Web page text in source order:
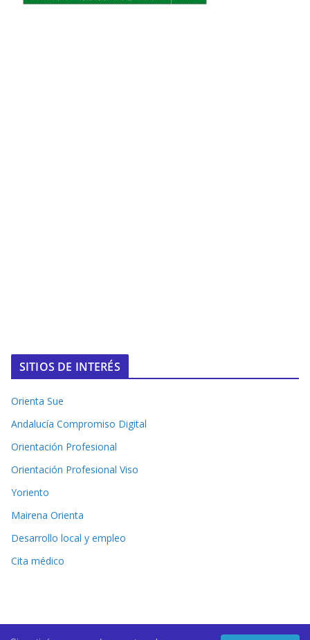
SITIOS DE INTERÉS
Orienta Sue
Andalucía Compromiso Digital
Orientación Profesional
Orientación Profesional Viso
Yoriento
Mairena Orienta
Desarrollo local y empleo
Cita médico